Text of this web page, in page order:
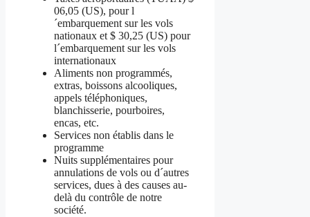
06,05 (US), pour l
´embarquement sur les vols
nationaux et $ 30,25 (US) pour
l´embarquement sur les vols
internationaux
Aliments non programmés,
extras, boissons alcooliques,
appels téléphoniques,
blanchisserie, pourboires,
encas, etc.
Services non établis dans le
programme
Nuits supplémentaires pour
annulations de vols ou d´autres
services, dues à des causes au-
delà du contrôle de notre
société.